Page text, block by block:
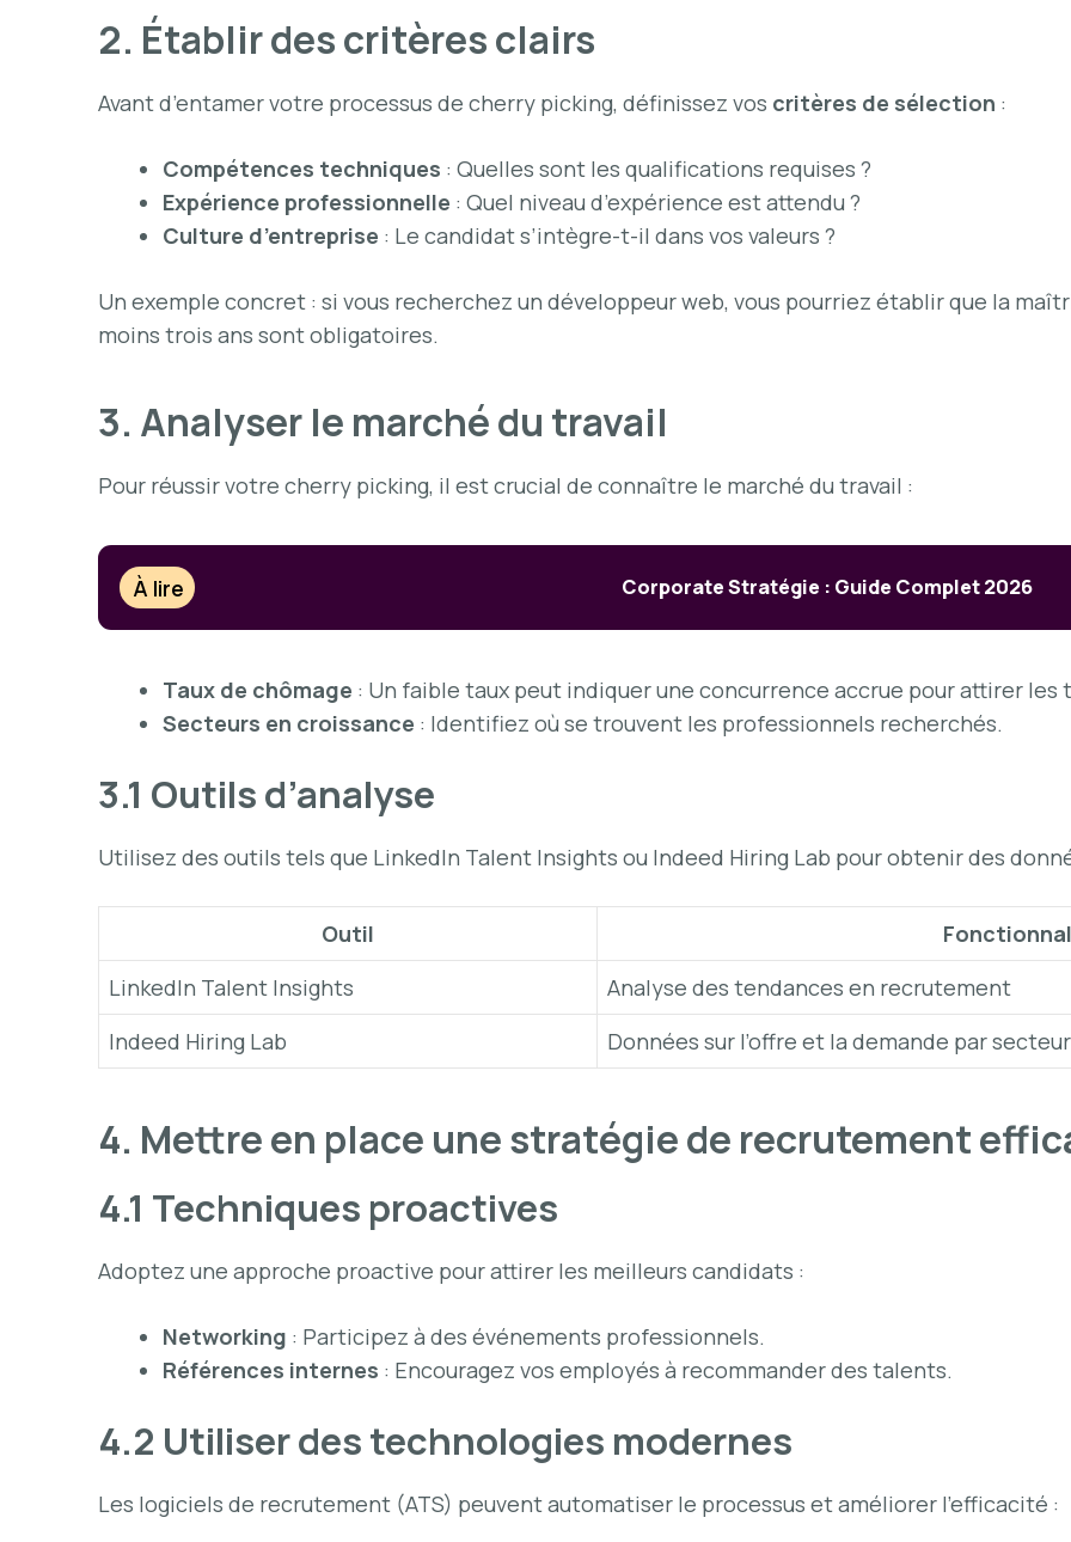
2. Établir des critères clairs
Avant d’entamer votre processus de cherry picking, définissez vos critères de sélection :
Compétences techniques : Quelles sont les qualifications requises ?
Expérience professionnelle : Quel niveau d’expérience est attendu ?
Culture d’entreprise : Le candidat s’intègre-t-il dans vos valeurs ?
Un exemple concret : si vous recherchez un développeur web, vous pourriez établir que la
moins trois ans sont obligatoires.
3. Analyser le marché du travail
Pour réussir votre cherry picking, il est crucial de connaître le marché du travail :
À lire Corporate Stratégie : Guide Complet 2026
Taux de chômage : Un faible taux peut indiquer une concurrence accrue pour attirer les
Secteurs en croissance : Identifiez où se trouvent les professionnels recherchés.
3.1 Outils d’analyse
Utilisez des outils tels que LinkedIn Talent Insights ou Indeed Hiring Lab pour obtenir des
Outil
LinkedIn Talent Insights
Analyse des tendances en recrutement
Indeed Hiring Lab
Données sur l’offre et la demande par secteur
4. Mettre en place une stratégie de recrutement
4.1 Techniques proactives
Adoptez une approche proactive pour attirer les meilleurs candidats :
Networking : Participez à des événements professionnels.
Références internes : Encouragez vos employés à recommander des talents.
4.2 Utiliser des technologies modernes
Les logiciels de recrutement (ATS) peuvent automatiser le processus et améliorer l’efficacité :